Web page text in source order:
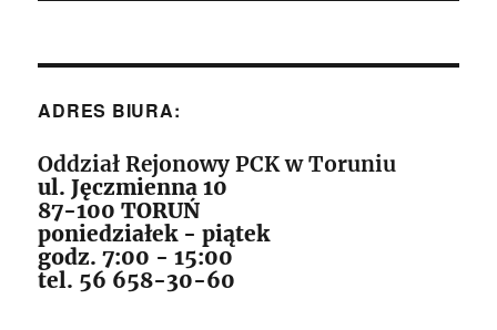
ADRES BIURA:
Oddział Rejonowy PCK w Toruniu
ul. Jęczmienna 10
87-100 TORUŃ
poniedziałek - piątek
godz. 7:00 - 15:00
tel. 56 658-30-60